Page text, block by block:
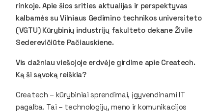
rinkoje. Apie šios srities aktualijas ir perspektyvas
kalbamės su Vilniaus Gedimino technikos universiteto
(VGTU) Kūrybinių industrijų fakulteto dekane Živile
Sederevičiūte Pačiauskiene.
Vis dažniau viešojoje erdvėje girdime apie Createch.
Ką ši sąvoką reiškia?
Createch – kūrybiniai sprendimai, įgyvendinami IT
pagalba. Tai – technologijų, meno ir komunikacijos